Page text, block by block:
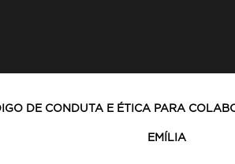
DE CONDUTA E ÉTICA PARA
EMÍLIA